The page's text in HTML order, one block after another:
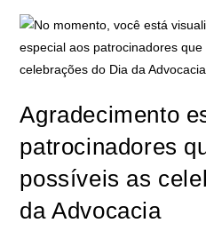
Agradecimento
patrocinadores
possíveis as
da Advocacia